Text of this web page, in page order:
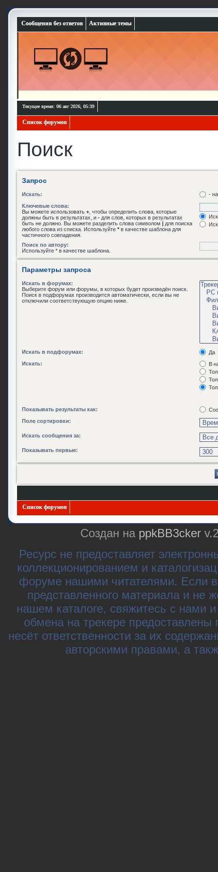
Сообщения без ответов Активные темы
Текущее время: 06 авг 2026, 05:39
Список форумов
Поиск
Запрос
Искать: -
Ключевые слова:
Вы можете использовать + , чтобы определить слова, которые
должны быть в результатах, и - для слов, которых в результатах
быть не должно. Вы можете разделить слова символом | для поиска
любого слова из списка. Используйте * в качестве шаблона для
частичного совпадения.
Поиск по автору:
Используйте * в качестве шаблона.
Параметры запроса
Искать в форумах:
Выберите форум или форумы, в которых будет произведён поиск.
Поиск в подфорумах производится автоматически, если вы не
отключили соответствующую опцию ниже.
Искать в подфорумах:
Да
Искать:
В
Показывать результаты как:
Поле сортировки:
Искать сообщения за:
Показывать первые:
Список форумов
Создан на ppkBB3cker
Ресурс не предоставляет
коллекционированием и
форуме нашими читателями. Если
представленного материала и не
нашем каталоге, свяжитесь с нами
обмена на трекере
несёт ответственности за их
авторскими правами, а